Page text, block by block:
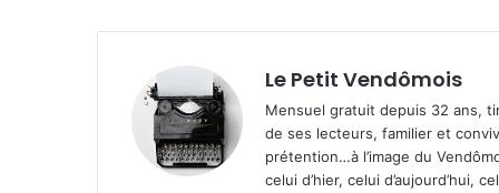
Le Petit Vendômois
Mensuel gratuit depuis 32 ans,
de ses lecteurs, familier et
prétention…à l’image du
celui d’hier, celui d’aujourd’hui,